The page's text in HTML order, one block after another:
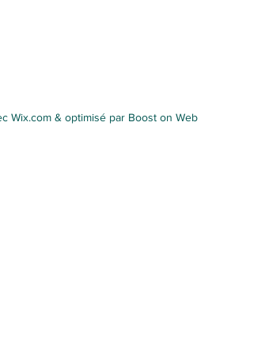
Wix.com & optimisé par Boost on Web